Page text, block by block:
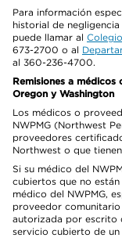
Para información
historial de
puede llamar al
673-2700 o al
al 360-236-4700.
Remisiones a
Oregon y Washington
Los médicos o
NWPMG (Northwest
proveedores
Northwest o que
Si su médico del
cubiertos que no
médico del NWPMG,
proveedor
autorizada por escrito
servicio cubierto de